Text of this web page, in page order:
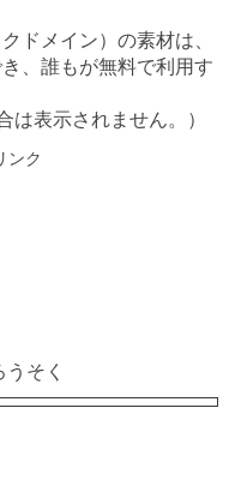
ドメイン）の素材は、
、誰もが無料で利用す
は表示されません。）
ンク